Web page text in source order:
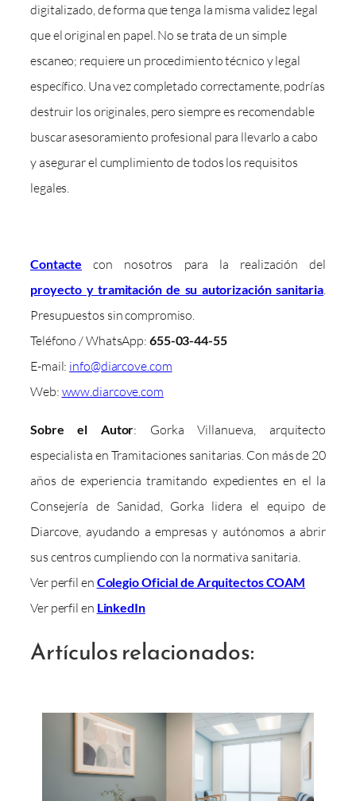
digitalizado, de forma que tenga la misma validez legal
que el original en papel. No se trata de un simple
escaneo; requiere un procedimiento técnico y legal
específico. Una vez completado correctamente, podrías
destruir los originales, pero siempre es recomendable
buscar asesoramiento profesional para llevarlo a cabo
y asegurar el cumplimiento de todos los requisitos
legales.
Contacte con nosotros para la realización del
proyecto y tramitación de su autorización sanitaria
Presupuestos sin compromiso.
Teléfono / WhatsApp: 655-03-44-55
E-mail: info@diarcove.com
Web: www.diarcove.com
Sobre el Autor: Gorka Villanueva, arquitecto
especialista en Tramitaciones sanitarias. Con más de 20
años de experiencia tramitando expedientes en el la
Consejería de Sanidad, Gorka lidera el equipo de
Diarcove, ayudando a empresas y autónomos a abrir
sus centros cumpliendo con la normativa sanitaria.
Ver perfil en Colegio Oficial de Arquitectos COAM
Ver perfil en LinkedIn
Artículos relacionados: